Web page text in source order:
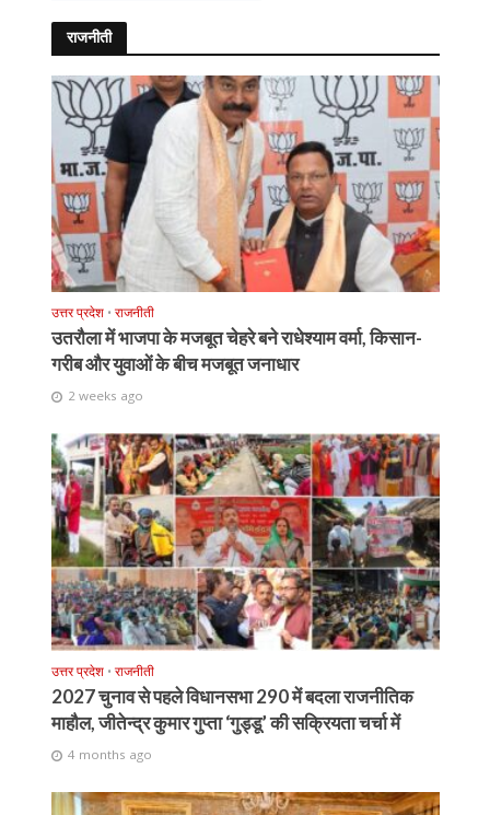
राजनीती
उत्तर प्रदेश • राजनीती
उतरौला में भाजपा के मजबूत चेहरे बने राधेश्याम वर्मा, किसान-
गरीब और युवाओं के बीच मजबूत जनाधार
2 weeks ago
उत्तर प्रदेश • राजनीती
2027 चुनाव से पहले विधानसभा 290 में बदला राजनीतिक
माहौल, जीतेन्द्र कुमार गुप्ता ‘गुड्डू’ की सक्रियता चर्चा में
4 months ago